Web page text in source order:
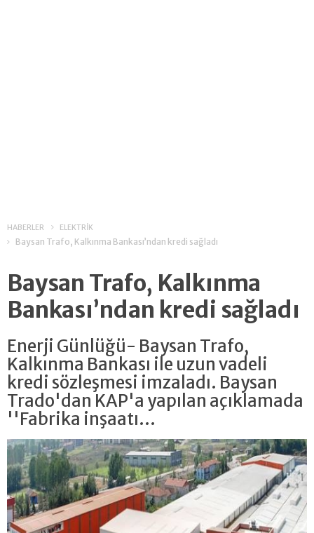
HABERLER ELEKTRİK
Baysan Trafo, Kalkınma Bankası’ndan kredi sağladı
Baysan Trafo, Kalkınma
Bankası’ndan kredi sağladı
Enerji Günlüğü- Baysan Trafo,
Kalkınma Bankası ile uzun vadeli
kredi sözleşmesi imzaladı. Baysan
Trado'dan KAP'a yapılan açıklamada
''Fabrika inşaatı...